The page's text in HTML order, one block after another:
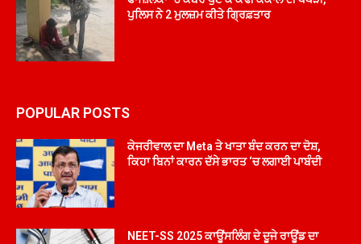
ਪੁਲਿਸ ਨੇ 2 ਮੁਲਜ਼ਮ ਕੀਤੇ ਗ੍ਰਿਫ਼ਤਾਰ
POPULAR POSTS
ਕੇਜਰੀਵਾਲ ਦਾ Meta ਤੇ ਖਾਤਾ ਬੰਦ ਕਰਨ ਦਾ ਦੋਸ਼,
ਕਿਹਾ ਬਿਨਾਂ ਕਾਰਨ ਦੱਸੇ ਭਾਰਤ ‘ਚ ਲਗਾਈ ਪਾਬੰਦੀ
NEET-SS 2025 ਕਾਊਂਸਲਿੰਗ ਦੇ ਦੂਜੇ ਰਾਊਂਡ ਦਾ